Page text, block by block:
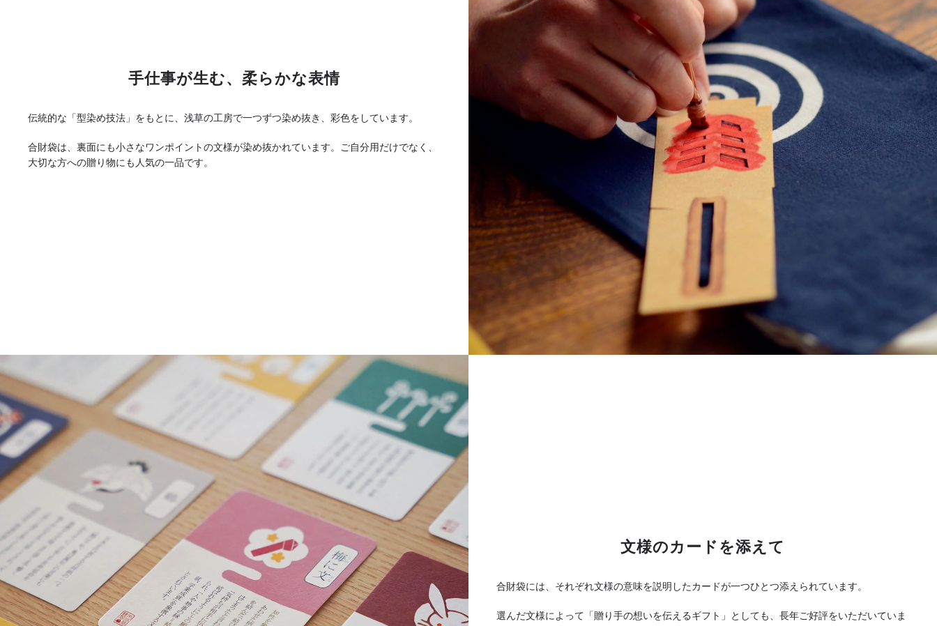
手仕事が生む、柔らかな表情
伝統的な「型染め技法」をもとに、浅草の工房で一つずつ染め抜き、彩色をしています。
合財袋は、裏面にも小さなワンポイントの文様が染め抜かれています。ご自分用だけでなく、
大切な方への贈り物にも人気の一品です。
文様のカードを添えて
合財袋には、それぞれ文様の意味を説明したカードが一つひとつ添えられています。
選んだ文様によって「贈り手の想いを伝えるギフト」としても、長年ご好評をいただいていま